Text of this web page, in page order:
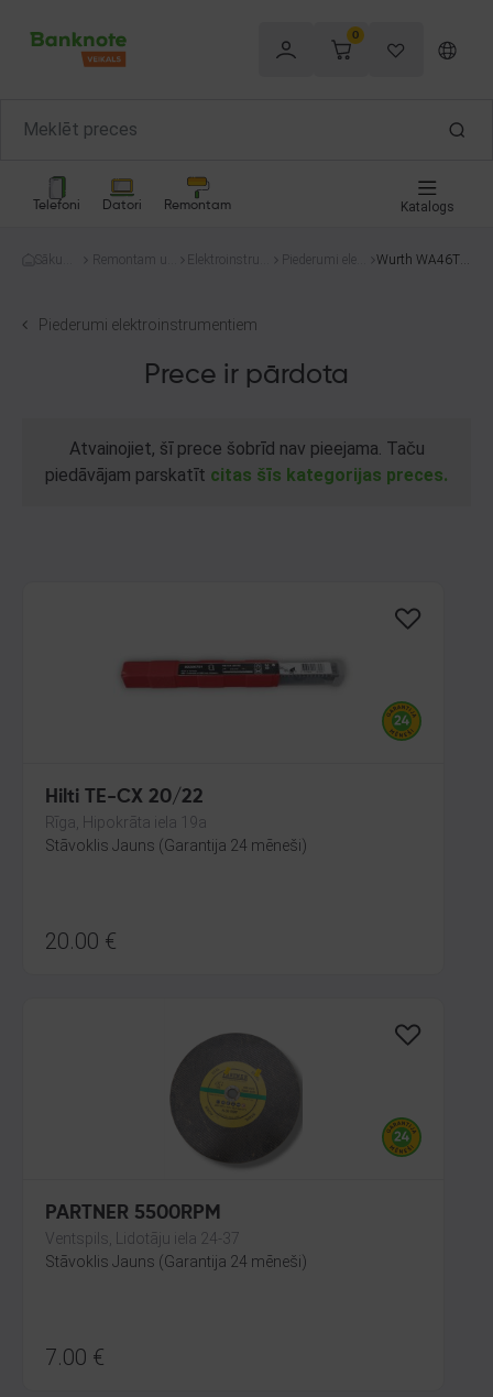
0
Telefoni Datori Remontam Katalogs
Sākum
Remontam un
Elektroinstru
Piederumi elekt
Wurth WA46TB
Piederumi elektroinstrumentiem
Prece ir pārdota
Atvainojiet, šī prece šobrīd nav pieejama. Taču
piedāvājam parskatīt citas šīs kategorijas preces.
Hilti TE-CX 20/22
Rīga, Hipokrāta iela 19a
Stāvoklis Jauns (Garantija 24 mēneši)
20.00 €
PARTNER 5500RPM
Ventspils, Lidotāju iela 24-37
Stāvoklis Jauns (Garantija 24 mēneši)
7.00 €